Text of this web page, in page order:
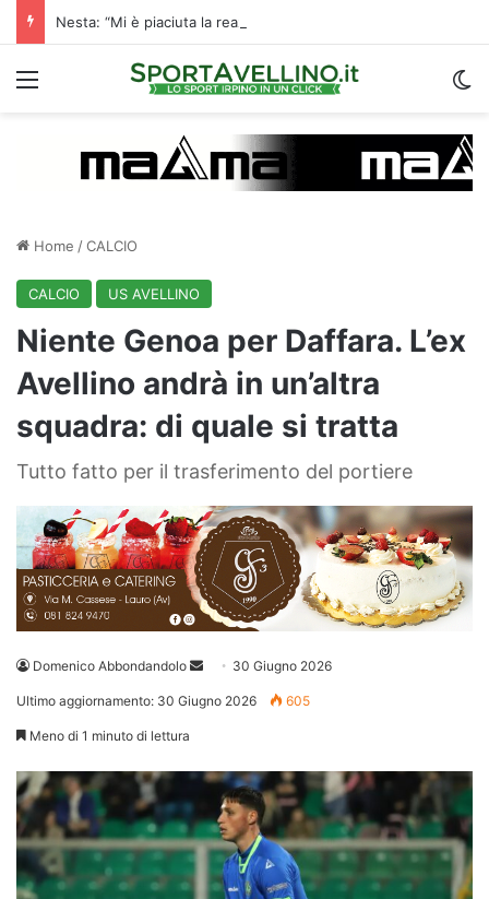
Menu
Home /CALCIO
CALCIO US AVELLINO
Niente Genoa per Daffara. L’ex
Avellino andrà in un’altra
squadra: di quale si tratta
Tutto fatto per il trasferimento del portiere
Domenico Abbondandolo
Invia 30 Giugno 2026
Ultimo aggiornamento: 30 Giugno 2026 605
Meno di 1 minuto di lettura